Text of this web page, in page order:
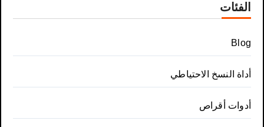
الفئات
Blog
أداة النسخ الاحتياطي
أدوات أقراص